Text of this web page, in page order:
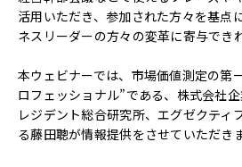
活用いただき、参加された方々を基点
ネスリーダーの方々の変革に寄与でき
本ウェビナーでは、市場価値測定の第
ロフェッショナル”である、株式会社
レジデント総合研究所、エグゼクティ
る藤田聰が情報提供をさせていただきま